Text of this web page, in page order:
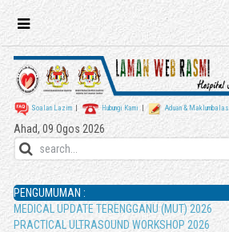
Soalan Lazim Hubungi Kami Aduan & Maklumbalas
Ahad, 09 Ogos 2026
PENGUMUMAN :
MEDICAL UPDATE TERENGGANU (MUT) 2026
PRACTICAL ULTRASOUND WORKSHOP 2026